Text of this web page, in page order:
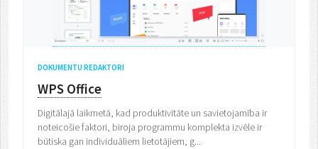
DOKUMENTU REDAKTORI
WPS Office
Digitālajā laikmetā, kad produktivitāte un savietojamība ir
noteicošie faktori, biroja programmu komplekta izvēle ir
būtiska gan individuāliem lietotājiem, g...